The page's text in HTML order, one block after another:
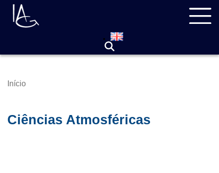
Pular
para
Trilha
Início
Ciências Atmosféricas